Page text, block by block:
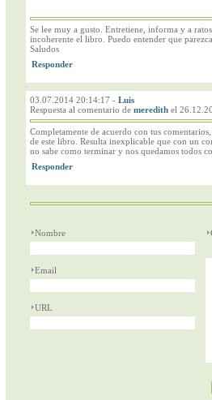
Se lee muy a gusto. Entretiene, informa y a
incoherente el libro. Puedo entender que
Saludos
03.07.2014 20:14:17 - Luis
Respuesta al comentario de meredith el
Completamente de acuerdo con tus
de este libro. Resulta inexplicable que con un
no sabe como terminar y nos quedamos todos
Nombre
Email
URL